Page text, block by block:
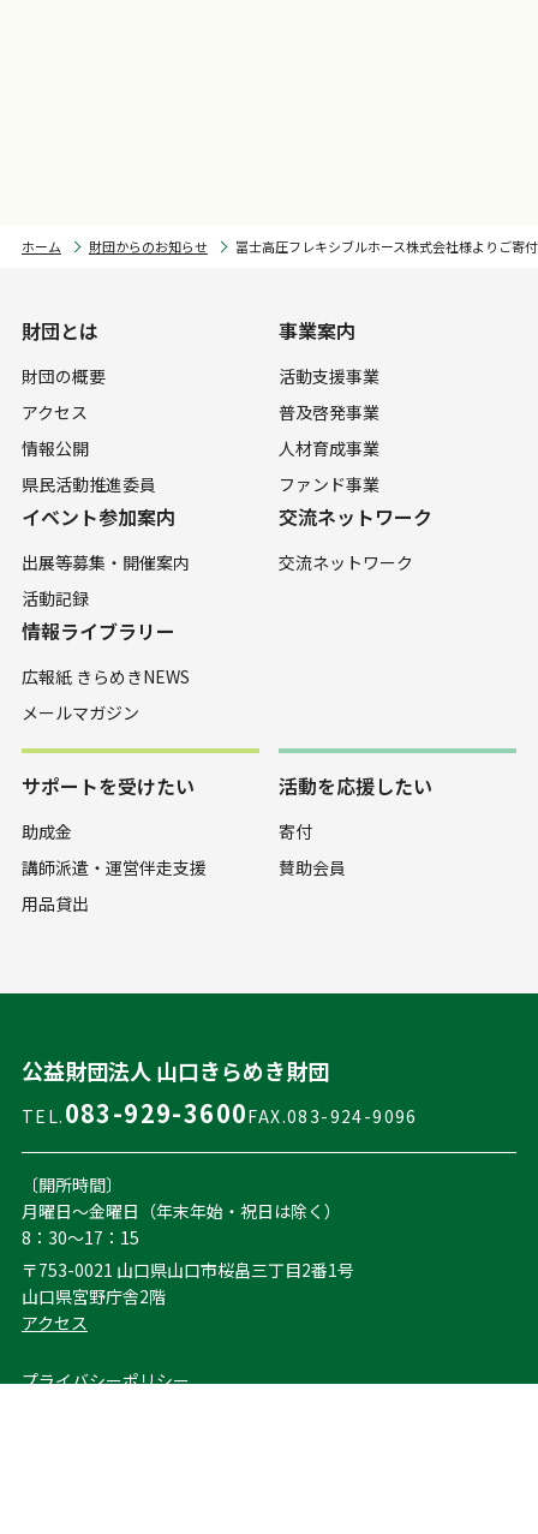
ホーム 財団からのお知らせ 冨士高圧フレキシブルホース株式会社様よりご寄
財団とは
財団の概要
アクセス
情報公開
県民活動推進委員
事業案内
活動支援事業
普及啓発事業
人材育成事業
ファンド事業
イベント参加案内
出展等募集・開催案内
活動記録
交流ネットワーク
交流ネットワーク
情報ライブラリー
広報紙 きらめきNEWS
メールマガジン
サポートを受けたい
助成金
講師派遣・運営伴走支援
用品貸出
活動を応援したい
寄付
賛助会員
公益財団法人 山口きらめき財団
TEL. 083-929-3600FAX.083-924-9096
〔開所時間〕
月曜日～金曜日（年末年始・祝日は除く）
8：30～17：15
〒753-0021 山口県山口市桜畠三丁目2番1号
山口県宮野庁舎2階
アクセス
プライバシーポリシー